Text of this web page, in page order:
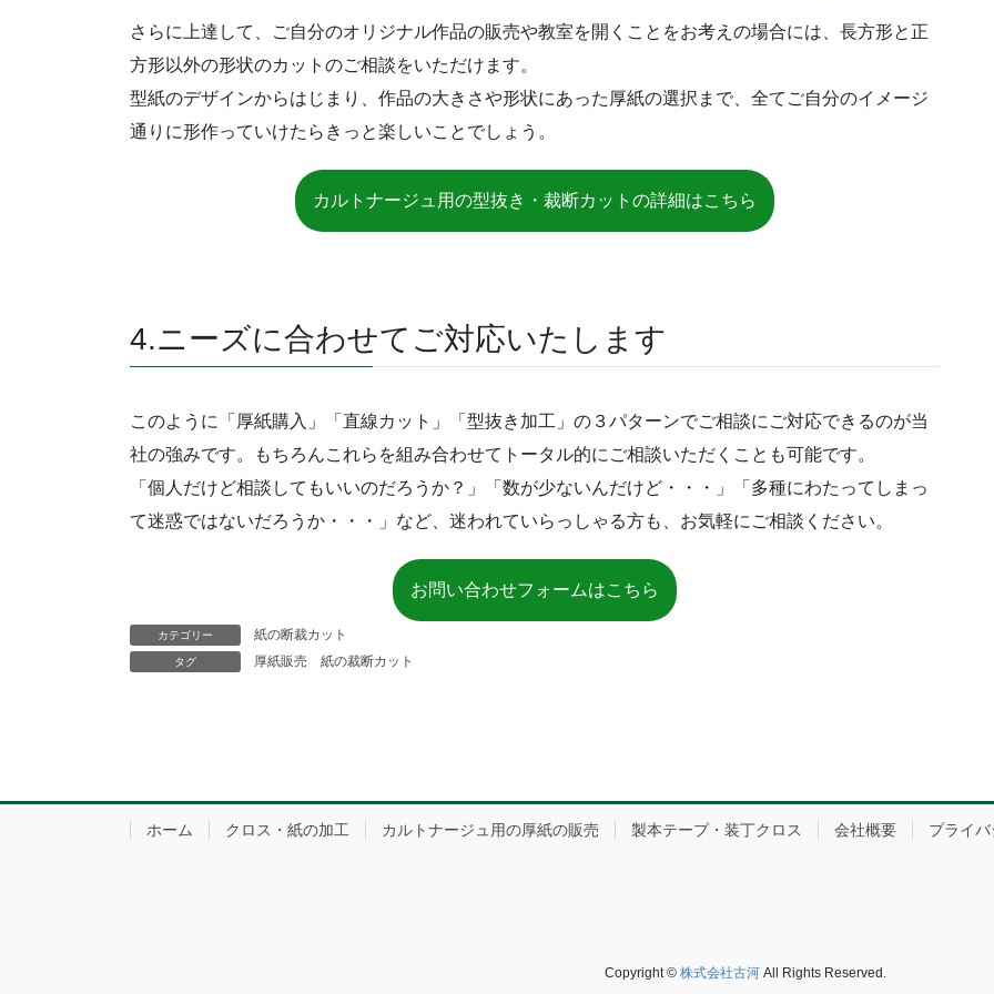
さらに上達して、ご自分のオリジナル作品の販売や教室を開くことをお考えの場合には、長方形と正
方形以外の形状のカットのご相談をいただけます。
型紙のデザインからはじまり、作品の大きさや形状にあった厚紙の選択まで、全てご自分のイメージ
通りに形作っていけたらきっと楽しいことでしょう。
カルトナージュ用の型抜き・裁断カットの詳細はこちら
4.ニーズに合わせてご対応いたします
このように「厚紙購入」「直線カット」「型抜き加工」の３パターンでご相談にご対応できるのが当
社の強みです。もちろんこれらを組み合わせてトータル的にご相談いただくことも可能です。
「個人だけど相談してもいいのだろうか？」「数が少ないんだけど・・・」「多種にわたってしまっ
て迷惑ではないだろうか・・・」など、迷われていらっしゃる方も、お気軽にご相談ください。
お問い合わせフォームはこちら
カテゴリー 紙の断裁カット
タグ 厚紙販売 紙の裁断カット
ホーム クロス・紙の加工 カルトナージュ用の厚紙の販売 製本テープ・装丁クロス 会社概要 プライ
Copyright © 株式会社古河 All Rights Reserved.